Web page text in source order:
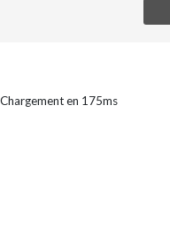
Chargement en 175ms